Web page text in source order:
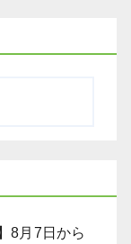
8月7日から